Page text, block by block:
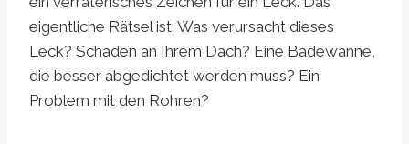
eigentliche Rätsel ist: Was verursacht dieses
Leck? Schaden an Ihrem Dach? Eine Badewanne,
die besser abgedichtet werden muss? Ein
Problem mit den Rohren?